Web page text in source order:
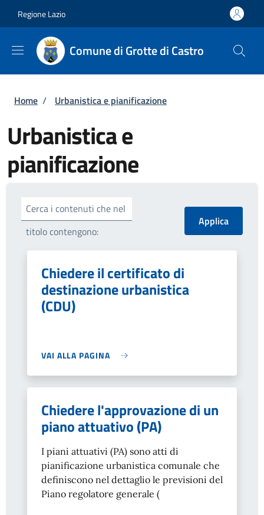
Regione Lazio
Comune di Grotte di Castro
Briciole di pane
Home / Urbanistica e pianificazione
Urbanistica e
pianificazione
Cerca i contenuti che nel
titolo contengono:
Chiedere il certificato di
destinazione urbanistica
(CDU)
VAI ALLA PAGINA
Chiedere l'approvazione di un
piano attuativo (PA)
I piani attuativi (PA) sono atti di
pianificazione urbanistica comunale che
definiscono nel dettaglio le previsioni del
Piano regolatore generale (